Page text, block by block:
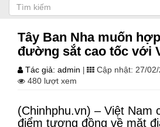
Tây Ban Nha muốn
đường sắt cao tốc với
Tác giả: admin Cập nhật: 27/
480 lượt xem
(Chinhphu.vn) – Việt Nam
điểm tương đồng về mặt